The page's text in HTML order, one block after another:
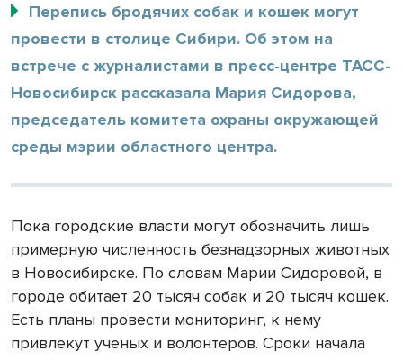
Перепись бродячих собак и кошек могут
провести в столице Сибири. Об этом на
встрече с журналистами в пресс-центре ТАСС-
Новосибирск рассказала Мария Сидорова,
председатель комитета охраны окружающей
среды мэрии областного центра.
Пока городские власти могут обозначить лишь
примерную численность безнадзорных животных
в Новосибирске. По словам Марии Сидоровой, в
городе обитает 20 тысяч собак и 20 тысяч кошек.
Есть планы провести мониторинг, к нему
привлекут ученых и волонтеров. Сроки начала